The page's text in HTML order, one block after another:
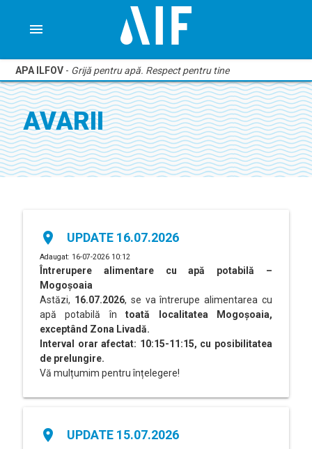
menu
APA ILFOV - Grijă pentru apă. Respect pentru tine
AVARII
place UPDATE 16.07.2026
Adaugat: 16-07-2026 10:12
Întrerupere alimentare cu apă potabilă –
Mogoșoaia
Astăzi, 16.07.2026, se va întrerupe alimentarea cu
apă potabilă întoată localitatea Mogoșoaia,
exceptând Zona Livadă.
Interval orar afectat: 10:15-11:15, cu posibilitatea
de prelungire.
Vă mulțumim pentru înțelegere!
place UPDATE 15.07.2026